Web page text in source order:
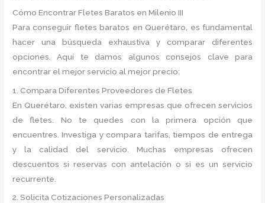
Cómo Encontrar Fletes Baratos en Milenio III
Para conseguir fletes baratos en Querétaro, es fundamental
hacer una búsqueda exhaustiva y comparar diferentes
opciones. Aquí te damos algunos consejos clave para
encontrar el mejor servicio al mejor precio:
1. Compara Diferentes Proveedores de Fletes
En Querétaro, existen varias empresas que ofrecen servicios
de fletes. No te quedes con la primera opción que
encuentres. Investiga y compara tarifas, tiempos de entrega
y la calidad del servicio. Muchas empresas ofrecen
descuentos si reservas con antelación o si es un servicio
recurrente.
2. Solicita Cotizaciones Personalizadas